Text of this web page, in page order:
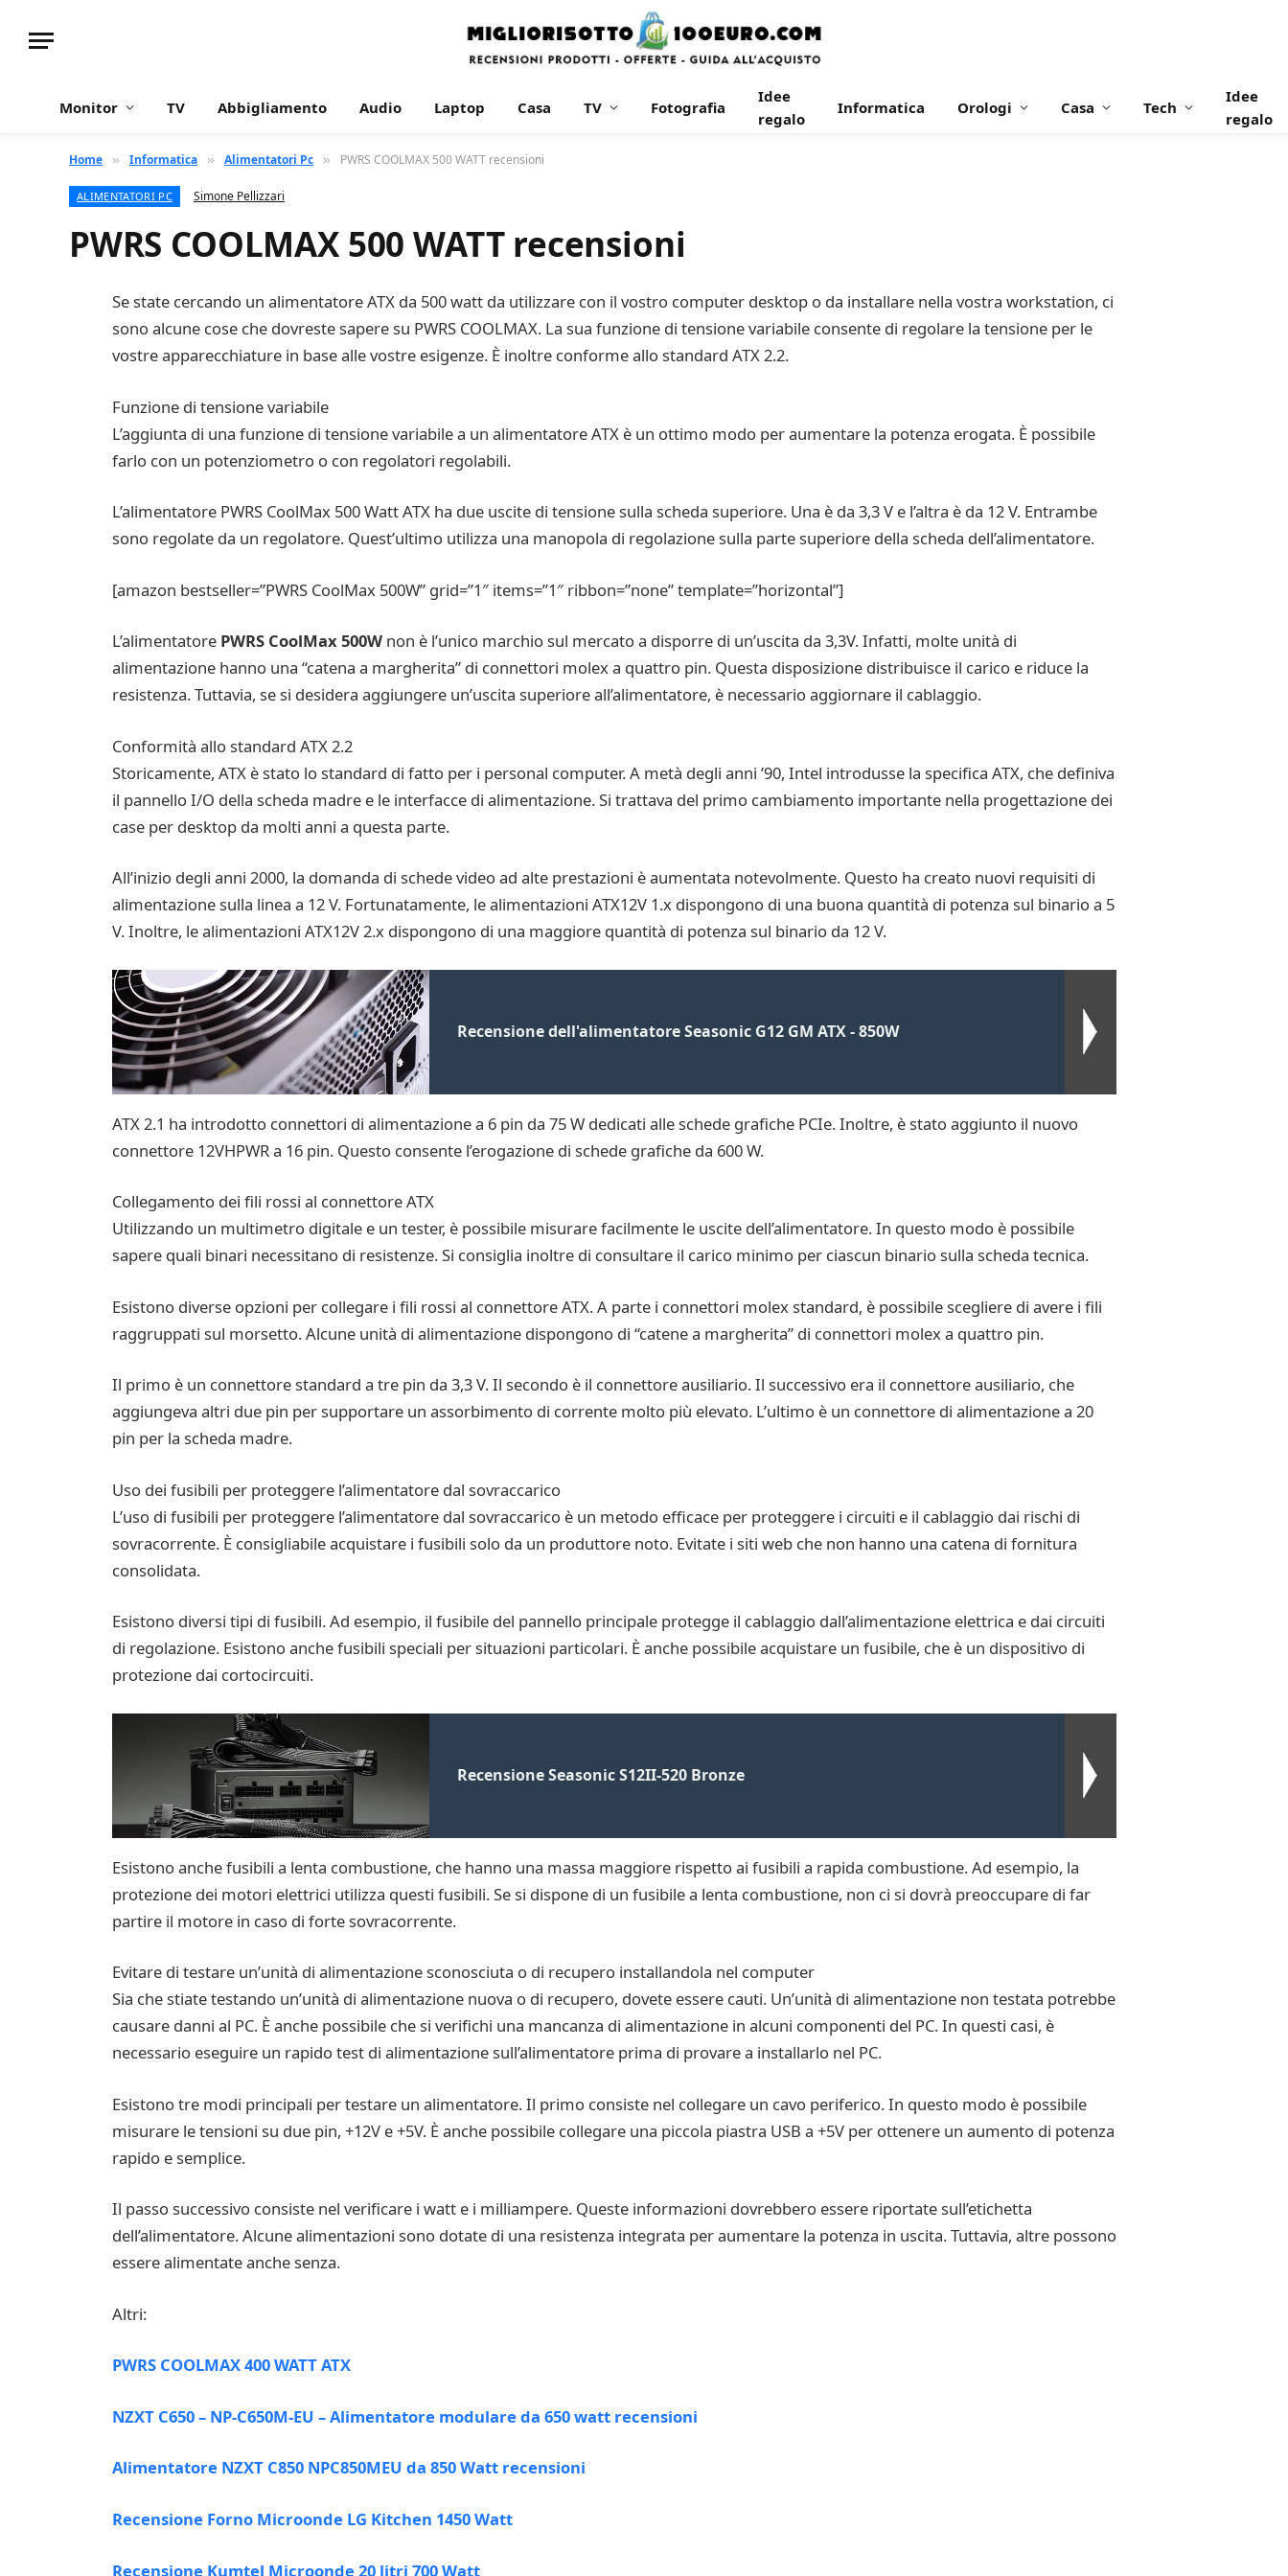
Monitor TV Abbigliamento Audio Laptop Casa TV Fotografia
Idee
regalo
Informatica Orologi Casa Tech
Idee
regalo
Home » Informatica » Alimentatori Pc » PWRS COOLMAX 500 WATT recensioni
ALIMENTATORI PC Simone Pellizzari
PWRS COOLMAX 500 WATT recensioni
Se state cercando un alimentatore ATX da 500 watt da utilizzare con il vostro computer desktop o da installare nella vostra workstation, ci
sono alcune cose che dovreste sapere su PWRS COOLMAX. La sua funzione di tensione variabile consente di regolare la tensione per le
vostre apparecchiature in base alle vostre esigenze. È inoltre conforme allo standard ATX 2.2.
Funzione di tensione variabile
L’aggiunta di una funzione di tensione variabile a un alimentatore ATX è un ottimo modo per aumentare la potenza erogata. È possibile
farlo con un potenziometro o con regolatori regolabili.
L’alimentatore PWRS CoolMax 500 Watt ATX ha due uscite di tensione sulla scheda superiore. Una è da 3,3 V e l’altra è da 12 V. Entrambe
sono regolate da un regolatore. Quest’ultimo utilizza una manopola di regolazione sulla parte superiore della scheda dell’alimentatore.
[amazon bestseller=”PWRS CoolMax 500W” grid=”1″ items=”1″ ribbon=”none” template=”horizontal”]
L’alimentatore PWRS CoolMax 500Wnon è l’unico marchio sul mercato a disporre di un’uscita da 3,3V. Infatti, molte unità di
alimentazione hanno una “catena a margherita” di connettori molex a quattro pin. Questa disposizione distribuisce il carico e riduce la
resistenza. Tuttavia, se si desidera aggiungere un’uscita superiore all’alimentatore, è necessario aggiornare il cablaggio.
Conformità allo standard ATX 2.2
Storicamente, ATX è stato lo standard di fatto per i personal computer. A metà degli anni ’90, Intel introdusse la specifica ATX, che definiva
il pannello I/O della scheda madre e le interfacce di alimentazione. Si trattava del primo cambiamento importante nella progettazione dei
case per desktop da molti anni a questa parte.
All’inizio degli anni 2000, la domanda di schede video ad alte prestazioni è aumentata notevolmente. Questo ha creato nuovi requisiti di
alimentazione sulla linea a 12 V. Fortunatamente, le alimentazioni ATX12V 1.x dispongono di una buona quantità di potenza sul binario a 5
V. Inoltre, le alimentazioni ATX12V 2.x dispongono di una maggiore quantità di potenza sul binario da 12 V.
Recensione dell'alimentatore Seasonic G12 GM ATX - 850W
ATX 2.1 ha introdotto connettori di alimentazione a 6 pin da 75 W dedicati alle schede grafiche PCIe. Inoltre, è stato aggiunto il nuovo
connettore 12VHPWR a 16 pin. Questo consente l’erogazione di schede grafiche da 600 W.
Collegamento dei fili rossi al connettore ATX
Utilizzando un multimetro digitale e un tester, è possibile misurare facilmente le uscite dell’alimentatore. In questo modo è possibile
sapere quali binari necessitano di resistenze. Si consiglia inoltre di consultare il carico minimo per ciascun binario sulla scheda tecnica.
Esistono diverse opzioni per collegare i fili rossi al connettore ATX. A parte i connettori molex standard, è possibile scegliere di avere i fili
raggruppati sul morsetto. Alcune unità di alimentazione dispongono di “catene a margherita” di connettori molex a quattro pin.
Il primo è un connettore standard a tre pin da 3,3 V. Il secondo è il connettore ausiliario. Il successivo era il connettore ausiliario, che
aggiungeva altri due pin per supportare un assorbimento di corrente molto più elevato. L’ultimo è un connettore di alimentazione a 20
pin per la scheda madre.
Uso dei fusibili per proteggere l’alimentatore dal sovraccarico
L’uso di fusibili per proteggere l’alimentatore dal sovraccarico è un metodo efficace per proteggere i circuiti e il cablaggio dai rischi di
sovracorrente. È consigliabile acquistare i fusibili solo da un produttore noto. Evitate i siti web che non hanno una catena di fornitura
consolidata.
Esistono diversi tipi di fusibili. Ad esempio, il fusibile del pannello principale protegge il cablaggio dall’alimentazione elettrica e dai circuiti
di regolazione. Esistono anche fusibili speciali per situazioni particolari. È anche possibile acquistare un fusibile, che è un dispositivo di
protezione dai cortocircuiti.
Recensione Seasonic S12II-520 Bronze
Esistono anche fusibili a lenta combustione, che hanno una massa maggiore rispetto ai fusibili a rapida combustione. Ad esempio, la
protezione dei motori elettrici utilizza questi fusibili. Se si dispone di un fusibile a lenta combustione, non ci si dovrà preoccupare di far
partire il motore in caso di forte sovracorrente.
Evitare di testare un’unità di alimentazione sconosciuta o di recupero installandola nel computer
Sia che stiate testando un’unità di alimentazione nuova o di recupero, dovete essere cauti. Un’unità di alimentazione non testata potrebbe
causare danni al PC. È anche possibile che si verifichi una mancanza di alimentazione in alcuni componenti del PC. In questi casi, è
necessario eseguire un rapido test di alimentazione sull’alimentatore prima di provare a installarlo nel PC.
Esistono tre modi principali per testare un alimentatore. Il primo consiste nel collegare un cavo periferico. In questo modo è possibile
misurare le tensioni su due pin, +12V e +5V. È anche possibile collegare una piccola piastra USB a +5V per ottenere un aumento di potenza
rapido e semplice.
Il passo successivo consiste nel verificare i watt e i milliampere. Queste informazioni dovrebbero essere riportate sull’etichetta
dell’alimentatore. Alcune alimentazioni sono dotate di una resistenza integrata per aumentare la potenza in uscita. Tuttavia, altre possono
essere alimentate anche senza.
Altri:
PWRS COOLMAX 400 WATT ATX
NZXT C650 – NP-C650M-EU – Alimentatore modulare da 650 watt recensioni
Alimentatore NZXT C850 NPC850MEU da 850 Watt recensioni
Recensione Forno Microonde LG Kitchen 1450 Watt
Recensione Kumtel Microonde 20 litri 700 Watt